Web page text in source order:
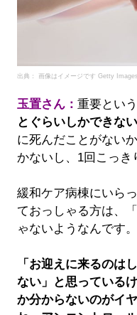
出典： 画像はイメージです Getty Images
玉置さん： 重要という
とぐらいしかできな
に死んだことがない
かないし、1回こっき
緩和ケア病棟にいら
ておっしゃる方は、
ゃないようなんです。
「お迎えに来るのは
ない」と思っている
か分からないのがイ